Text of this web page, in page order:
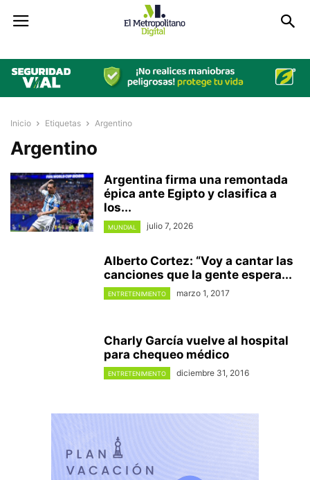
Inicio Etiquetas Argentino
Argentino
Argentina firma una remontada
épica ante Egipto y clasifica a
los...
MUNDIAL julio 7, 2026
Alberto Cortez: “Voy a cantar las
canciones que la gente espera...
ENTRETENIMIENTO marzo 1, 2017
Charly García vuelve al hospital
para chequeo médico
ENTRETENIMIENTO diciembre 31, 2016